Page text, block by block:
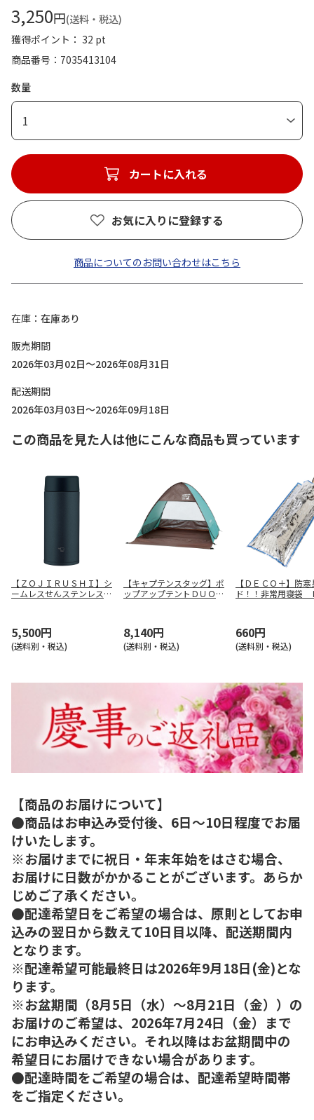
3,250円(送料・税込)
獲得ポイント： 32 pt
商品番号
7035413104
数量
1
カートに入れる
お気に入りに登録する
商品についてのお問い合わせはこちら
在庫
在庫あり
販売期間
2026年03月02日～2026年08月31日
配送期間
2026年03月03日～2026年09月18日
この商品を見た人は他にこんな商品も買っています
【ＺＯＪＩＲＵＳＨＩ】シ
ームレスせんステンレスマ
5,500円
(送料別・税込)
【キャプテンスタッグ】ポ
ップアップテントＤＵＯ
8,140円
(送料別・税込)
【ＤＥＣＯ＋】防
ド！！非常用寝袋
660円
(送料別・税込)
【商品のお届けについて】
●商品はお申込み受付後、6日～10日程度でお届
けいたします。
※お届けまでに祝日・年末年始をはさむ場合、
お届けに日数がかかることがございます。あらか
じめご了承ください。
●配達希望日をご希望の場合は、原則としてお申
込みの翌日から数えて10日目以降、配送期間内
となります。
※配達希望可能最終日は2026年9月18日(金)とな
ります。
※お盆期間（8月5日（水）～8月21日（金））の
お届けのご希望は、2026年7月24日（金）まで
にお申込みください。それ以降はお盆期間中の
希望日にお届けできない場合があります。
●配達時間をご希望の場合は、配達希望時間帯
をご指定ください。